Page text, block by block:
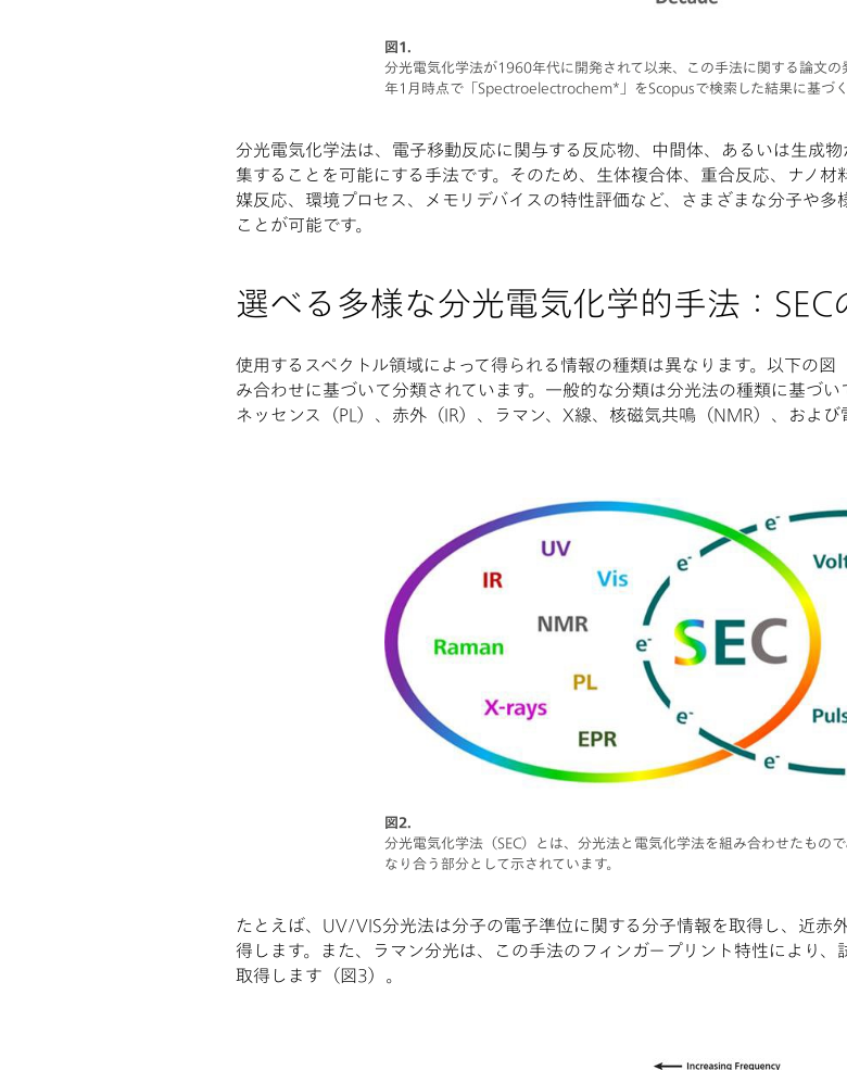
図1.
分光電気化学法が1960年代に開発されて以来、この手法に関する論文
年1月時点で「Spectroelectrochem*」をScopusで検索した結果に基づく
分光電気化学法は、電子移動反応に関与する反応物、中間体、あるいは生成
集することを可能にする手法です。そのため、生体複合体、重合反応、ナノ
媒反応、環境プロセス、メモリデバイスの特性評価など、さまざまな分子や
ことが可能です。
選べる多様な分光電気化学的手法：SEC
使用するスペクトル領域によって得られる情報の種類は異なります。以下の
み合わせに基づいて分類されています。一般的な分類は分光法の種類に基づ
ネッセンス（PL）、赤外（IR）、ラマン、X線、核磁気共鳴（NMR）、および
図2.
分光電気化学法（SEC）とは、分光法と電気化学法を組み合わせたもの
なり合う部分として示されています。
たとえば、UV/VIS分光法は分子の電子準位に関する分子情報を取得し、近赤
得します。また、ラマン分光は、この手法のフィンガープリント特性により
取得します（図3）。